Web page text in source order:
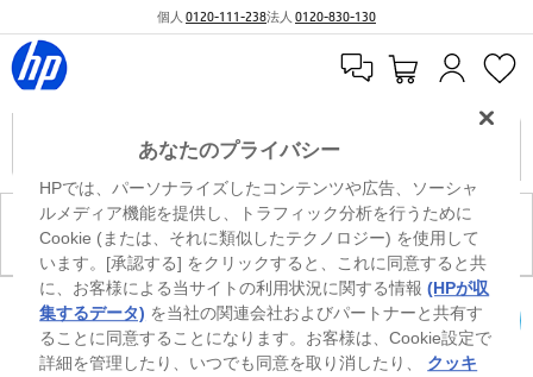
個人 0120-111-238法人 0120-830-130
現在、このカテゴリには商品がありません。
カートを確認
※ Windowsのすべてのエディションまたはバージョンで、すべての機能を使用でき
るわけではありません。Windowsの機能を最大限に活用するには、システムのハ
ードウェア、ドライバー、ソフトウェアのアップグレードおよび/または別途購
入、あるいはBIOSのアップデートが必要になる場合があります。Windowsは自動
あなたのプライバシー
HPでは、パーソナライズしたコンテンツや広告、ソーシャ
ルメディア機能を提供し、トラフィック分析を行うために
Cookie (または、それに類似したテクノロジー) を使用して
います。[承認する] をクリックすると、これに同意すると共
に、お客様による当サイトの利用状況に関する情報(HPが収
集するデータ) を当社の関連会社およびパートナーと共有す
ることに同意することになります。お客様は、Cookie設定で
詳細を管理したり、いつでも同意を取り消したり、 クッキ